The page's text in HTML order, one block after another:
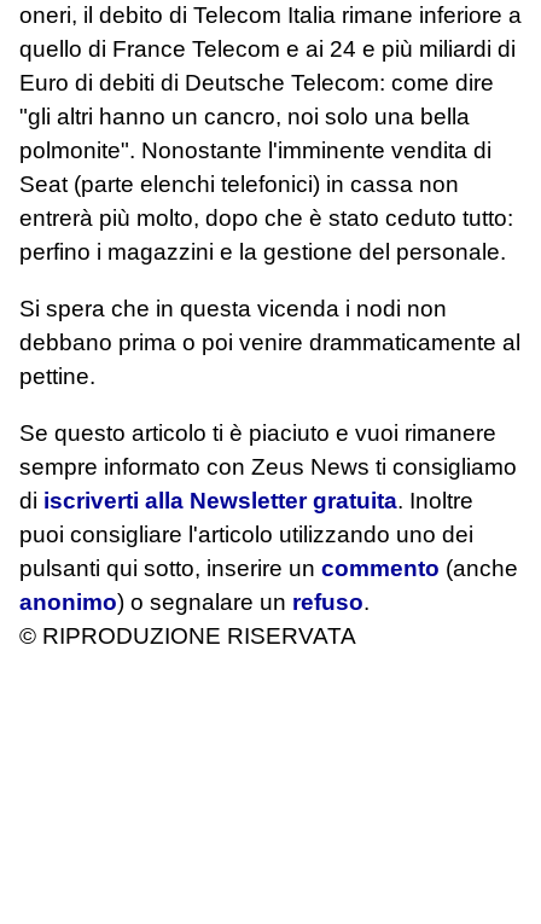
oneri, il debito di Telecom Italia rimane inferiore a
quello di France Telecom e ai 24 e più miliardi di
Euro di debiti di Deutsche Telecom: come dire
"gli altri hanno un cancro, noi solo una bella
polmonite". Nonostante l'imminente vendita di
Seat (parte elenchi telefonici) in cassa non
entrerà più molto, dopo che è stato ceduto tutto:
perfino i magazzini e la gestione del personale.
Si spera che in questa vicenda i nodi non
debbano prima o poi venire drammaticamente al
pettine.
Se questo articolo ti è piaciuto e vuoi rimanere
sempre informato con Zeus News ti consigliamo
di iscriverti alla Newsletter gratuita. Inoltre
puoi consigliare l'articolo utilizzando uno dei
pulsanti qui sotto, inserire un commento (anche
anonimo) o segnalare un refuso.
© RIPRODUZIONE RISERVATA